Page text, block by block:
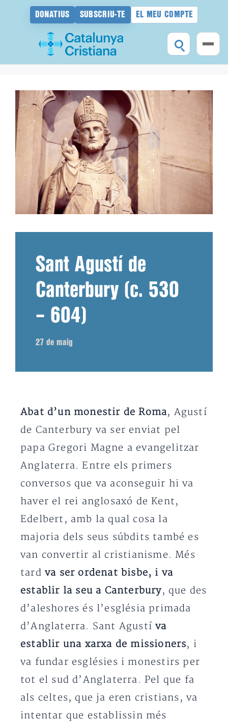
DONATIUS SUBSCRIU-TE EL MEU COMPTE
contingut
Sant Agustí de
Canterbury (c. 530
– 604)
27 de maig
Abat d’un monestir de Roma, Agustí
de Canterbury va ser enviat pel
papa Gregori Magne a evangelitzar
Anglaterra. Entre els primers
conversos que va aconseguir hi va
haver el rei anglosaxó de Kent,
Edelbert, amb la qual cosa la
majoria dels seus súbdits també es
van convertir al cristianisme. Més
tard va ser ordenat bisbe, i va
establir la seu a Canterbury, que des
d’aleshores és l’església primada
d’Anglaterra. Sant Agustíva
establir una xarxa de missioners, i
va fundar esglésies i monestirs per
tot el sud d’Anglaterra. Pel que fa
als celtes, que ja eren cristians, va
intentar que establissin més